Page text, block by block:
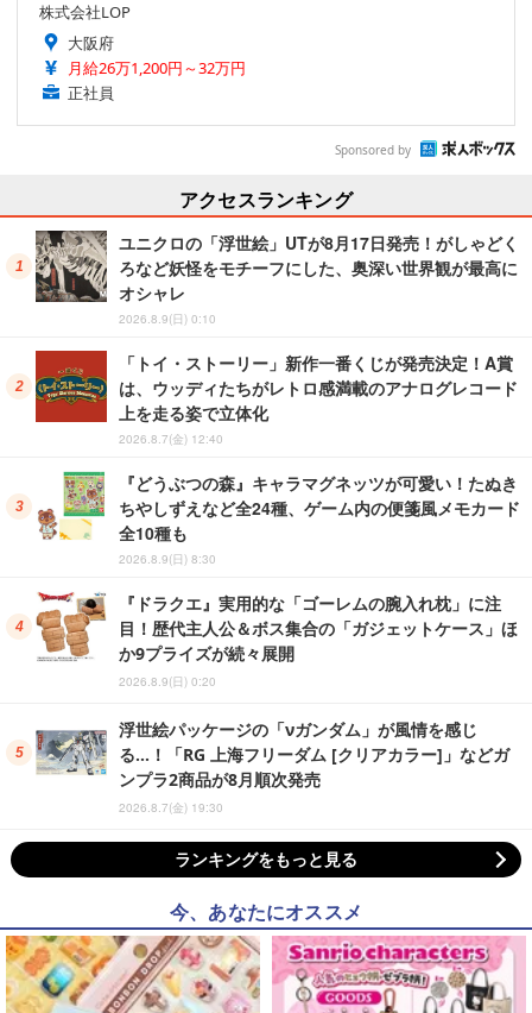
株式会社LOP
大阪府
月給26万1,200円～32万円
正社員
Sponsored by
アクセスランキング
ユニクロの「浮世絵」UTが8月17日発売！がしゃどく
ろなど妖怪をモチーフにした、奥深い世界観が最高に
オシャレ
2026.8.9(日) 0:10
「トイ・ストーリー」新作一番くじが発売決定！A賞
は、ウッディたちがレトロ感満載のアナログレコード
上を走る姿で立体化
2026.8.7(金) 12:40
『どうぶつの森』キャラマグネッツが可愛い！たぬき
ちやしずえなど全24種、ゲーム内の便箋風メモカード
全10種も
2026.8.9(日) 8:30
『ドラクエ』実用的な「ゴーレムの腕入れ枕」に注
目！歴代主人公＆ボス集合の「ガジェットケース」ほ
か9プライズが続々展開
2026.8.9(日) 0:20
浮世絵パッケージの「νガンダム」が風情を感じ
る…！「RG 上海フリーダム [クリアカラー]」などガ
ンプラ2商品が8月順次発売
2026.8.7(金) 19:30
ランキングをもっと見る
今、あなたにオススメ